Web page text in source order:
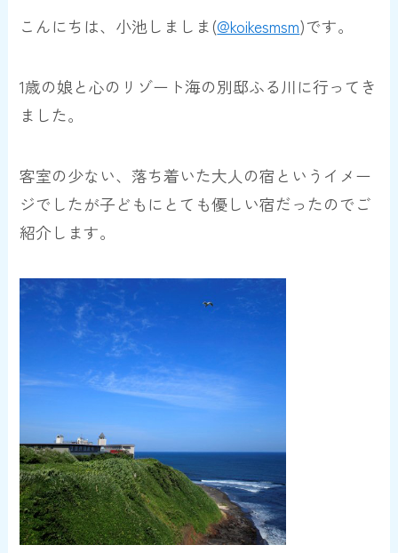
こんにちは、小池しましま(@koikesmsm)です。
1歳の娘と心のリゾート海の別邸ふる川に行ってき
ました。
客室の少ない、落ち着いた大人の宿というイメー
ジでしたが子どもにとても優しい宿だったのでご
紹介します。